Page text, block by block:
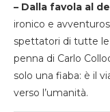
– Dalla favola al
ironico e
spettatori di tutte le
penna di Carlo
solo una fiaba: è il
verso l’umanità.